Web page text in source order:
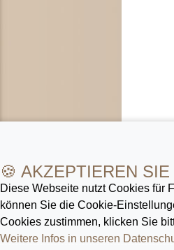
🍪 AKZEPTIEREN
Diese Webseite nutzt Cookies für
können Sie die Cookie-
Cookies zustimmen, klicken Sie
Weitere Infos in unseren